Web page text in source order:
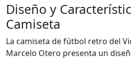
Diseño y
Camiseta
La camiseta de fútbol retro del
Marcelo Otero presenta un